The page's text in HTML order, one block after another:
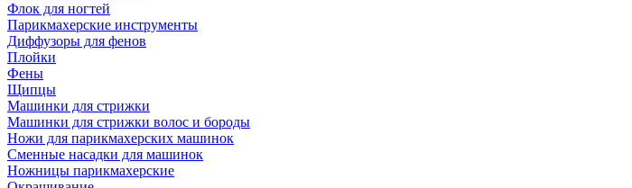
Флок для ногтей
Парикмахерские инструменты
Диффузоры для фенов
Плойки
Фены
Щипцы
Машинки для стрижки
Машинки для стрижки волос и бороды
Ножи для парикмахерских машинок
Сменные насадки для машинок
Ножницы парикмахерские